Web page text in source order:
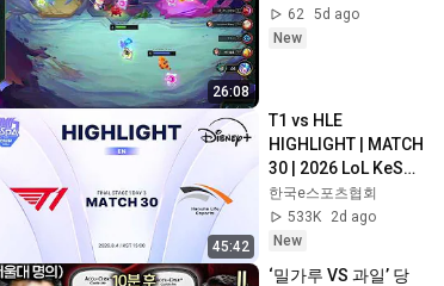
26:08
62 5d ago
New
45:42
T1 vs HLE
HIGHLIGHT | MATCH
30 | 2026 LoL KeSPA
CUP
한국e스포츠협회
533K
2d ago
New
‘밀가루 VS 과일’ 당